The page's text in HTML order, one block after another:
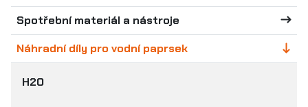
Spotřební materiál a nástroje
Náhradní díly pro vodní paprsek
H2O